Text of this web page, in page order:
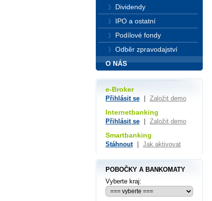
Dividendy
IPO a ostatní
Podílové fondy
Odběr zpravodajství
O NÁS
e-Broker
Přihlásit se Založit demo
Internetbanking
Přihlásit se Založit demo
Smartbanking
Stáhnout Jak aktivovat
POBOČKY A BANKOMATY
Vyberte kraj: